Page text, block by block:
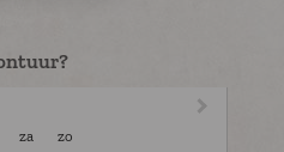
zaterdag
za zondag
zo